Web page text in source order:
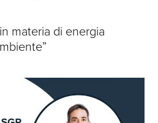
materia di energia